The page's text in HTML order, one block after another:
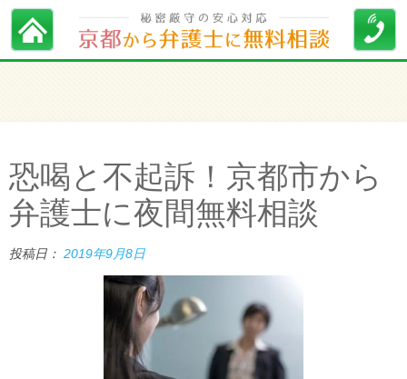
恐喝と不起訴！京都市から
弁護士に夜間無料相談
投稿日： 2019年9月8日